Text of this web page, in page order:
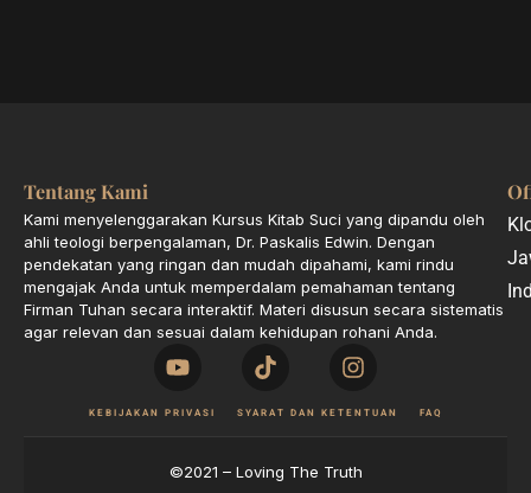
Tentang Kami
Kami menyelenggarakan Kursus Kitab Suci yang dipandu oleh
ahli teologi berpengalaman, Dr. Paskalis Edwin. Dengan
pendekatan yang ringan dan mudah dipahami, kami rindu
mengajak Anda untuk memperdalam pemahaman tentang
Firman Tuhan secara interaktif. Materi disusun secara sistematis
agar relevan dan sesuai dalam kehidupan rohani Anda.
KEBIJAKAN PRIVASI SYARAT DAN KETENTUAN FAQ
©2021 – Loving The Truth